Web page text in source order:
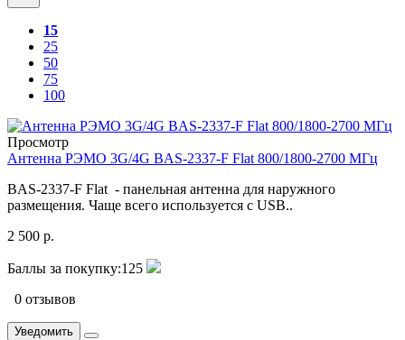
15
25
50
75
100
Просмотр
Антенна РЭМО 3G/4G BAS-2337-F Flat 800/1800-2700 МГц
BAS-2337-F Flat - панельная антенна для наружного
размещения. Чаще всего используется с USB..
2 500 р.
Баллы за покупку:125
0 отзывов
Уведомить